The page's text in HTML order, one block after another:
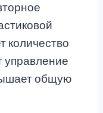
количество
управление
общую